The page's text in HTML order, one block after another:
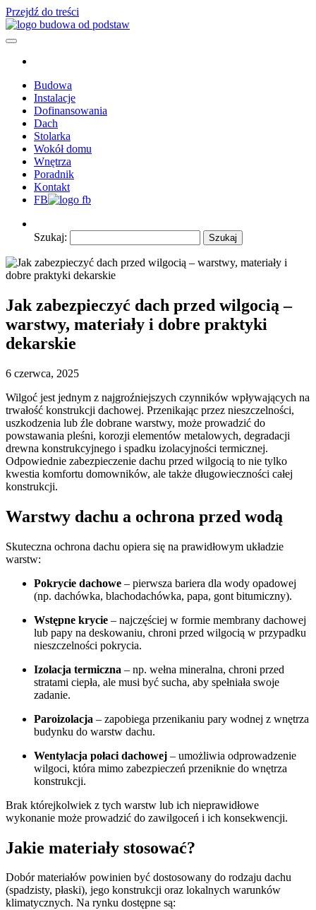
Przejdź do treści
domu
Poszczególne etapy budowy domu i nie tylko. Profesionalna wiedza i
Budowa
Instalacje
Dofinansowania
Dach
Stolarka
Wokół domu
Wnętrza
Poradnik
Kontakt
FB
Szukaj:
Jak zabezpieczyć dach przed wilgocią –
warstwy, materiały i dobre praktyki
dekarskie
6 czerwca, 2025
Wilgoć jest jednym z najgroźniejszych czynników wpływających na
trwałość konstrukcji dachowej. Przenikając przez nieszczelności,
uszkodzenia lub źle dobrane warstwy, może prowadzić do
powstawania pleśni, korozji elementów metalowych, degradacji
drewna konstrukcyjnego i spadku izolacyjności termicznej.
Odpowiednie zabezpieczenie dachu przed wilgocią to nie tylko
kwestia komfortu domowników, ale także długowieczności całej
konstrukcji.
Warstwy dachu a ochrona przed wodą
Skuteczna ochrona dachu opiera się na prawidłowym układzie
warstw:
Pokrycie dachowe – pierwsza bariera dla wody opadowej
(np. dachówka, blachodachówka, papa, gont bitumiczny).
Wstępne krycie – najczęściej w formie membrany dachowej
lub papy na deskowaniu, chroni przed wilgocią w przypadku
nieszczelności pokrycia.
Izolacja termiczna – np. wełna mineralna, chroni przed
stratami ciepła, ale musi być sucha, aby spełniała swoje
zadanie.
Paroizolacja – zapobiega przenikaniu pary wodnej z wnętrza
budynku do warstw dachu.
Wentylacja połaci dachowej – umożliwia odprowadzenie
wilgoci, która mimo zabezpieczeń przeniknie do wnętrza
konstrukcji.
Brak którejkolwiek z tych warstw lub ich nieprawidłowe
wykonanie może prowadzić do zawilgoceń i ich konsekwencji.
Jakie materiały stosować?
Dobór materiałów powinien być dostosowany do rodzaju dachu
(spadzisty, płaski), jego konstrukcji oraz lokalnych warunków
klimatycznych. Na rynku dostępne są: